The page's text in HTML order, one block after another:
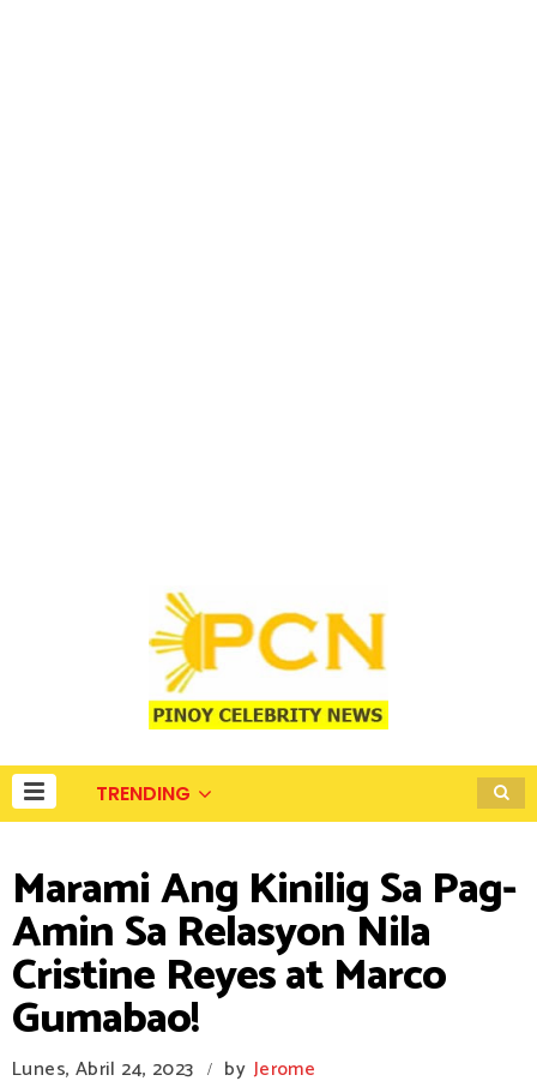
TRENDING
Marami Ang Kinilig Sa Pag-
Amin Sa Relasyon Nila
Cristine Reyes at Marco
Gumabao!
Lunes, Abril 24, 2023 / by Jerome